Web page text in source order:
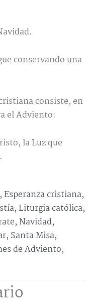
conservando una
consiste, en
el Adviento:
la Luz que
,Esperanza cristiana,
, Liturgia católica,
, Navidad,
, Santa Misa,
de Adviento,